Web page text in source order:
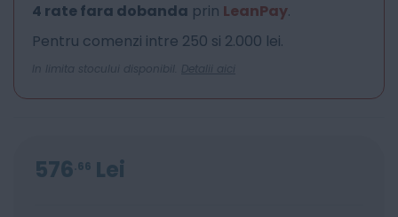
4 rate fara dobanda prin LeanPay.
Pentru comenzi intre 250 si 2.000 lei.
In limita stocului disponibil. Detalii aici
576 66 Lei